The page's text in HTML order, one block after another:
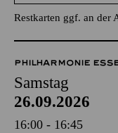
Restkarten ggf. an der
PHILHARMONIE
Samstag
26.09.2026
16:00 - 16:45